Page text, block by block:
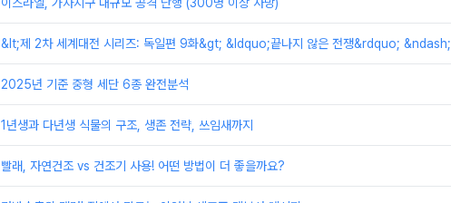
&lt;제 2차 세계대전 시리즈: 독일편 9화&gt; &ldquo;끝나지 않은 전쟁&rdquo; &ndash;
2025년 기준 중형 세단 6종 완전분석
1년생과 다년생 식물의 구조, 생존 전략, 쓰임새까지
빨래, 자연건조 vs 건조기 사용! 어떤 방법이 더 좋을까요?